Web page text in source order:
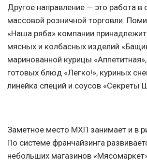
Другое направление — это работа в
массовой розничной торговли.
«Наша ряба» компании
мясных и колбасных изделий
маринованной курицы
готовых блюд «Легко!», куриных
линейка специй и соусов «Секреты
Заметное место МХП занимает и в
По системе франчайзинга
небольших магазинов